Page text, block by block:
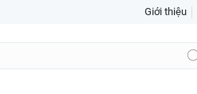
Giới thiệu